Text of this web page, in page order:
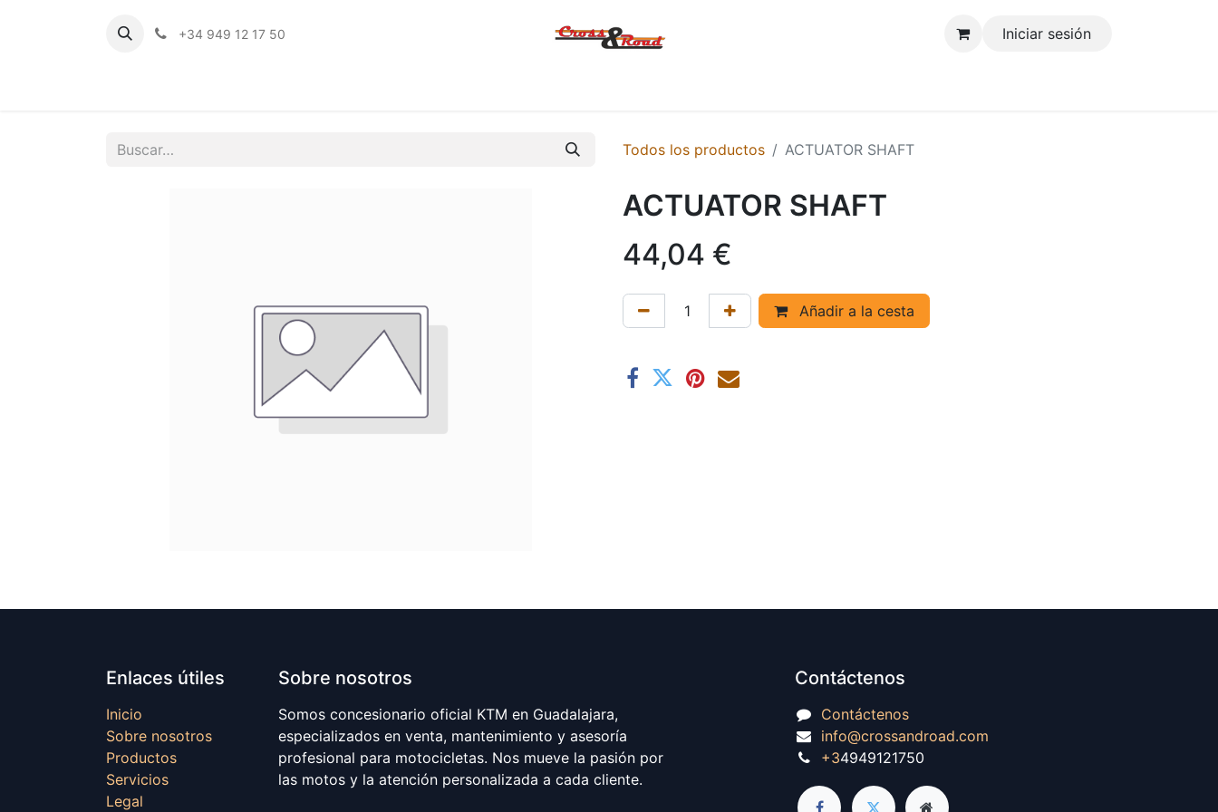
+34 949 12 17 50 Iniciar sesión
Todos los productos ACTUATOR SHAFT
ACTUATOR SHAFT
44,04 €
Añadir a la cesta
Enlaces útiles
Inicio
Sobre nosotros
Productos
Servicios
Legal
Sobre nosotros
Somos concesionario oficial KTM en Guadalajara,
especializados en venta, mantenimiento y asesoría
profesional para motocicletas. Nos mueve la pasión por
las motos y la atención personalizada a cada cliente.
Contáctenos
Contáctenos
info@crossandroad.com
+34949121750